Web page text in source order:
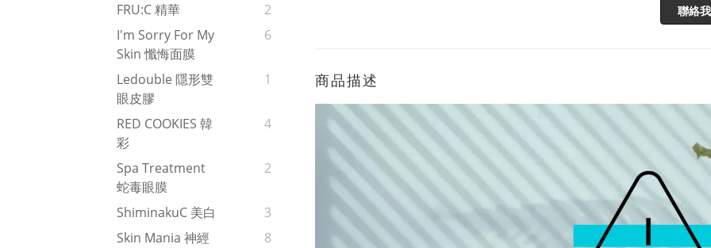
FRU:C 精華
2
I'm Sorry For My
Skin 懺悔面膜
6
Ledouble 隱形雙
眼皮膠
1
RED COOKIES 韓
彩
4
Spa Treatment
蛇毒眼膜
2
ShiminakuC 美白
3
Skin Mania 神經
8
聯絡
商品描述